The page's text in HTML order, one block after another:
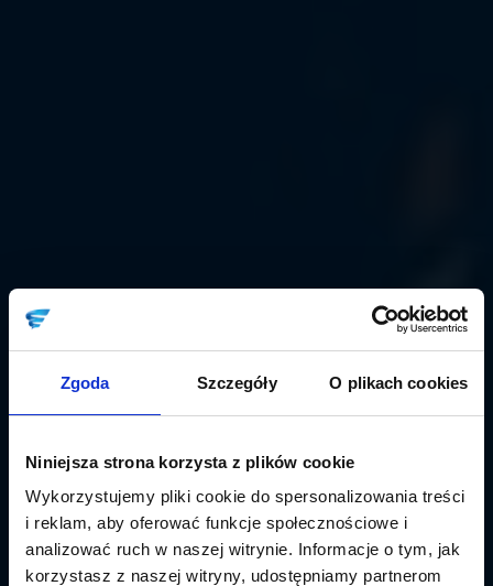
Zgoda Szczegóły O plikach cookies
Niniejsza strona korzysta z plików cookie
Wykorzystujemy pliki cookie do spersonalizowania treści
i reklam, aby oferować funkcje społecznościowe i
analizować ruch w naszej witrynie. Informacje o tym, jak
korzystasz z naszej witryny, udostępniamy partnerom